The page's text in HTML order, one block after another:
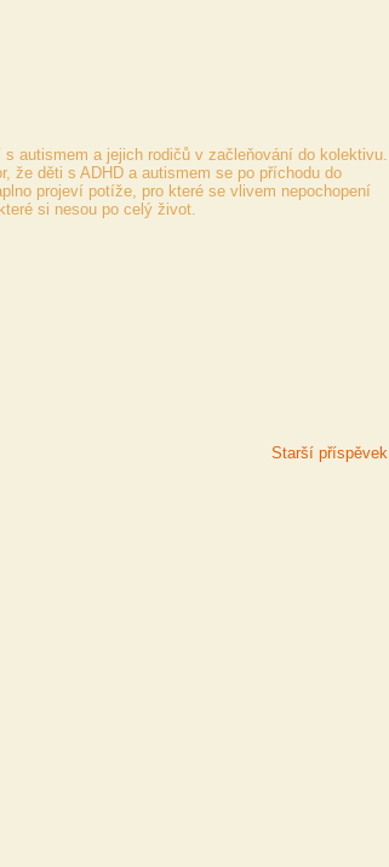
autismem a jejich rodičů v začleňování do kolektivu.
že děti s ADHD a autismem se po příchodu do
projeví potíže, pro které se vlivem nepochopení
si nesou po celý život.
Starší příspěvek